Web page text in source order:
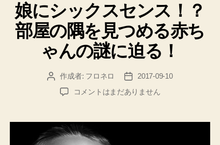
ゴ
リ
ー
娘にシックスセンス！？
部屋の隅を見つめる赤ち
ゃんの謎に迫る！
投
作成者: フロネロ
投
稿
日
2017-09-10
娘
ッ
ク
コメントはまだありません